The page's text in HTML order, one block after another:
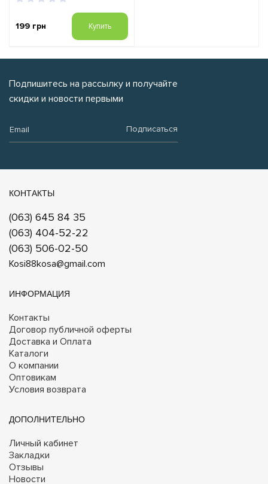
199 грн Купить
Подпишитесь на рассылку и получайте
скидки и новости первыми
Подписаться
КОНТАКТЫ
(063) 645 84 35
(063) 404-52-22
(063) 506-02-50
Kosi88kosa@gmail.com
ИНФОРМАЦИЯ
Контакты
Договор публичной оферты
Доставка и Оплата
Каталоги
О компании
Оптовикам
Условия возврата
ДОПОЛНИТЕЛЬНО
Личный кабинет
Закладки
Отзывы
Новости